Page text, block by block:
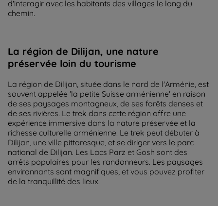
d'interagir avec les habitants des villages le long du
chemin.
La région de Dilijan, une nature
préservée loin du tourisme
La région de Dilijan, située dans le nord de l'Arménie, est
souvent appelée 'la petite Suisse arménienne' en raison
de ses paysages montagneux, de ses forêts denses et
de ses rivières. Le trek dans cette région offre une
expérience immersive dans la nature préservée et la
richesse culturelle arménienne. Le trek peut débuter à
Dilijan, une ville pittoresque, et se diriger vers le parc
national de Dilijan. Les Lacs Parz et Gosh sont des
arrêts populaires pour les randonneurs. Les paysages
environnants sont magnifiques, et vous pouvez profiter
de la tranquillité des lieux.